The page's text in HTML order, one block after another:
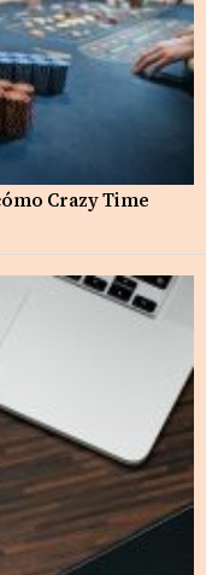
Crazy Time